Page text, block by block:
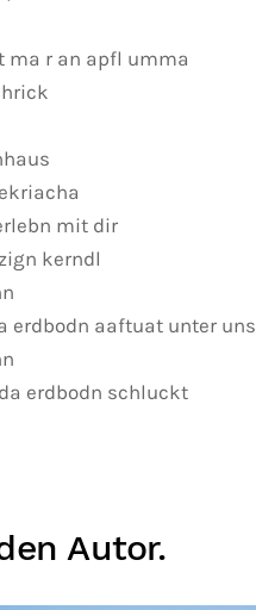
ma r an apfl umma
mit dir
kerndl
erdbodn aaftuat unter uns
erdbodn schluckt
Autor.